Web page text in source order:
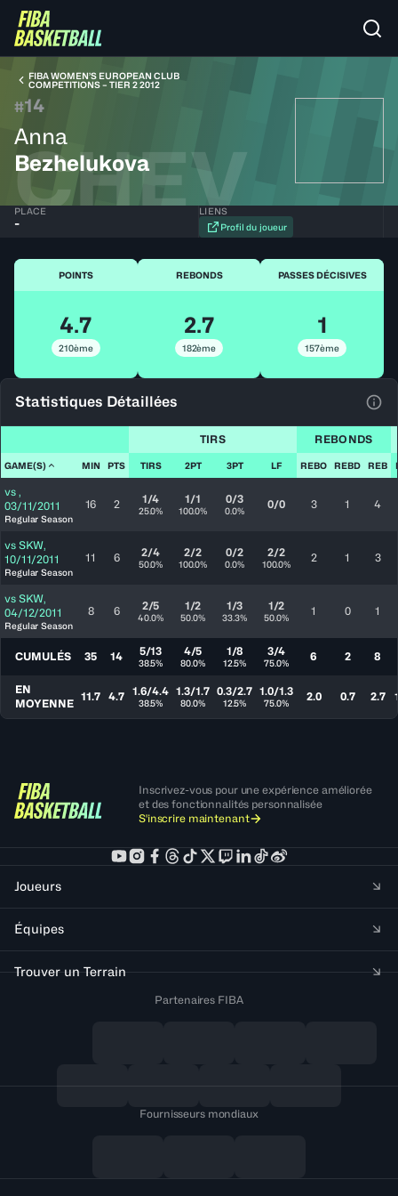
FIBA WOMEN’S EUROPEAN CLUB
COMPETITIONS – TIER 2 2012
#14
Anna
Bezhelukova
CHEV
PLACE
-
LIENS
Profil du joueur
POINTS
4.7
210ème
REBONDS
2.7
182ème
PASSES DÉCISIVES
1
157ème
Statistiques Détaillées
TIRS REBONDS
GAME(S) MIN PTS TIRS 2PT 3PT LF REBO REBD REB
vs ,
03/11/2011
Regular Season
16 2 1/4
25.0%
1/1
100.0%
0/3
0.0% 0/0 3 1 4
vs SKW,
10/11/2011
Regular Season
11 6 2/4
50.0%
2/2
100.0%
0/2
0.0%
2/2
100.0% 2 1 3
vs SKW,
04/12/2011
Regular Season
8 6 2/5
40.0%
1/2
50.0%
1/3
33.3%
1/2
50.0% 1 0 1
CUMULÉS 35 14 5/13
38.5%
4/5
80.0%
1/8
12.5%
3/4
75.0% 6 2 8
EN
MOYENNE
11.7 4.7 1.6/4.4
38.5%
1.3/1.7
80.0%
0.3/2.7
12.5%
1.0/1.3
75.0% 2.0 0.7 2.7
Inscrivez-vous pour une expérience améliorée
et des fonctionnalités personnalisée
S'inscrire maintenant
Joueurs
Équipes
Trouver un Terrain
Partenaires FIBA
Fournisseurs mondiaux